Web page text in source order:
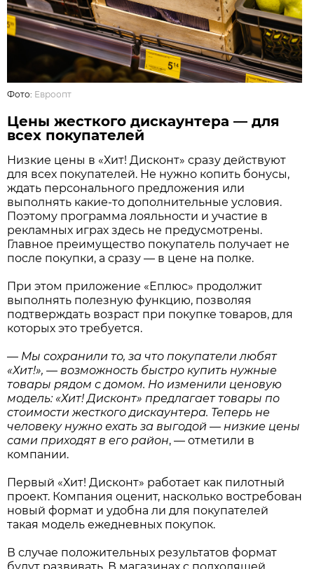
Фото: Евроопт
Цены жесткого дискаунтера — для
всех покупателей
Низкие цены в «Хит! Дисконт» сразу действуют
для всех покупателей. Не нужно копить бонусы,
ждать персонального предложения или
выполнять какие-то дополнительные условия.
Поэтому программа лояльности и участие в
рекламных играх здесь не предусмотрены.
Главное преимущество покупатель получает не
после покупки, а сразу — в цене на полке.
При этом приложение «Еплюс» продолжит
выполнять полезную функцию, позволяя
подтверждать возраст при покупке товаров, для
которых это требуется.
— Мы сохранили то, за что покупатели любят
«Хит!», — возможность быстро купить нужные
товары рядом с домом. Но изменили ценовую
модель: «Хит! Дисконт» предлагает товары по
стоимости жесткого дискаунтера. Теперь не
человеку нужно ехать за выгодой — низкие цены
сами приходят в его район, — отметили в
компании.
Первый «Хит! Дисконт» работает как пилотный
проект. Компания оценит, насколько востребован
новый формат и удобна ли для покупателей
такая модель ежедневных покупок.
В случае положительных результатов формат
будут развивать. В магазинах с подходящей